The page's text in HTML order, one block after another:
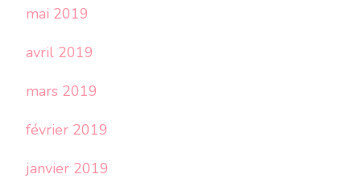
mai 2019
avril 2019
mars 2019
février 2019
janvier 2019